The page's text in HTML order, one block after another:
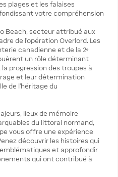
plages et les falaises
votre compréhension
Beach, secteur attribué aux
de l’opération Overlord. Les
canadienne et de la 2ᵉ
un rôle déterminant
progression des troupes à
et leur détermination
de l’héritage du
lieux de mémoire
du littoral normand,
vous offre une expérience
découvrir les histoires qui
et approfondir
qui ont contribué à